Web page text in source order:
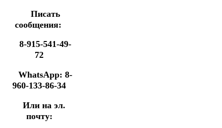
Писать
сообщения:
8-915-541-49-
72
WhatsApp: 8-
960-133-86-34
Или на эл.
почту: